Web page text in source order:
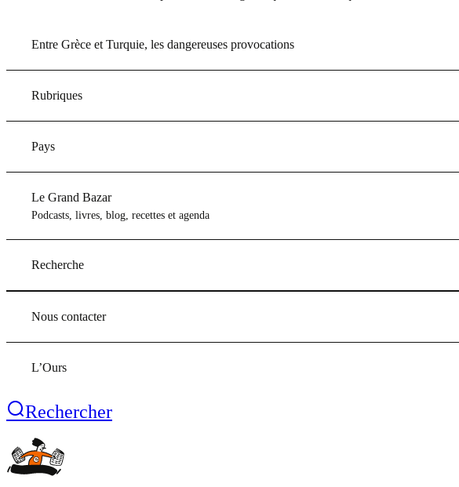
Entre Grèce et Turquie, les dangereuses provocations
Rubriques
Pays
Le Grand Bazar
Podcasts, livres, blog, recettes et agenda
Recherche
Nous contacter
L’Ours
Rechercher